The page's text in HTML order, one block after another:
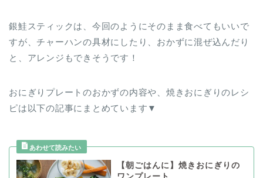
銀鮭スティックは、今回のようにそのまま食べてもいいで
すが、チャーハンの具材にしたり、おかずに混ぜ込んだり
と、アレンジもできそうです！
おにぎりプレートのおかずの内容や、焼きおにぎりのレシ
ピは以下の記事にまとめています▼
【朝ごはんに】焼きおにぎりの